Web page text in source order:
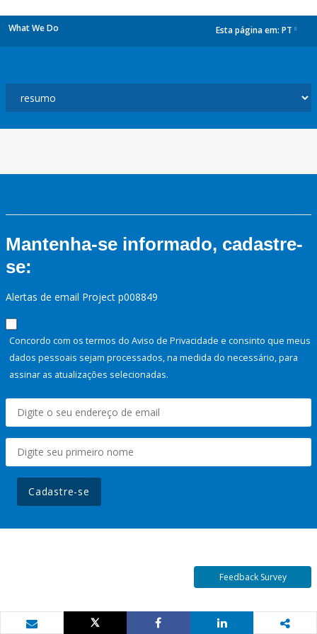
What We Do Esta página em: PT
Mantenha-se informado, cadastre-
se:
Alertas de email Project p008849
Concordo com os termos do Aviso de Privacidade e consinto que meus
dados pessoais sejam processados, na medida do necessário, para
assinar as atualizações selecionadas.
Cadastre-se
Feedback Survey